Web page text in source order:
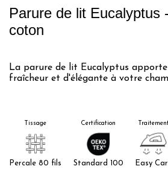
Parure de lit Eucalyptus
coton
La parure de lit Eucalyptus
fraîcheur et d'élégante à votre
Tissage
Percale 80 fils
Certification
Standard 100 Easy